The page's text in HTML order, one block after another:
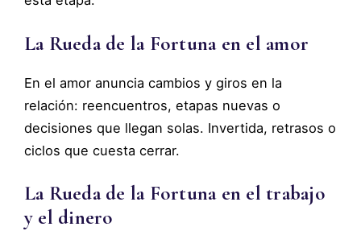
La Rueda de la Fortuna en el amor
En el amor anuncia cambios y giros en la
relación: reencuentros, etapas nuevas o
decisiones que llegan solas. Invertida, retrasos o
ciclos que cuesta cerrar.
La Rueda de la Fortuna en el trabajo
y el dinero